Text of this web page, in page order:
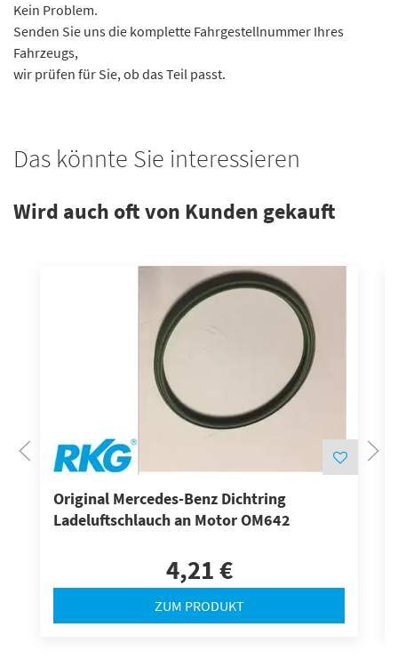
Kein Problem.
Senden Sie uns die komplette Fahrgestellnummer Ihres
Fahrzeugs,
wir prüfen für Sie, ob das Teil passt.
Das könnte Sie interessieren
Wird auch oft von Kunden gekauft
Original Mercedes-Benz Dichtring
Ladeluftschlauch an Motor OM642
4,21 €
ZUM PRODUKT